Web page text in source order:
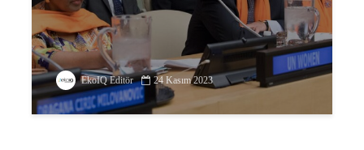
EkoIQ Editör 24 Kasım 2023